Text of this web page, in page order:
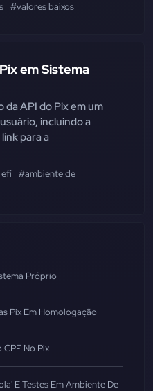
#valores baixos
em Sistema
da API do Pix em um
incluindo a
para a
#ambiente de
Próprio
Pix Em Homologação
CPF No Pix
E Testes Em Ambiente De